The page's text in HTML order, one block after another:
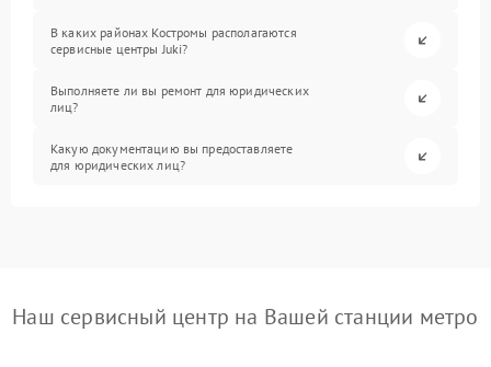
В каких районах Костромы располагаются
сервисные центры Juki?
Выполняете ли вы ремонт для юридических
лиц?
Какую документацию вы предоставляете
для юридических лиц?
Наш сервисный центр на Вашей станции метро